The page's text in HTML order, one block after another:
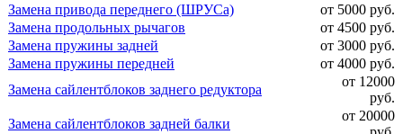
Замена привода переднего (ШРУСа)
от 5000 руб.
Замена продольных рычагов
от 4500 руб.
Замена пружины задней
от 3000 руб.
Замена пружины передней
от 4000 руб.
Замена сайлентблоков заднего редуктора
от 12000
руб.
Замена сайлентблоков задней балки
от 20000